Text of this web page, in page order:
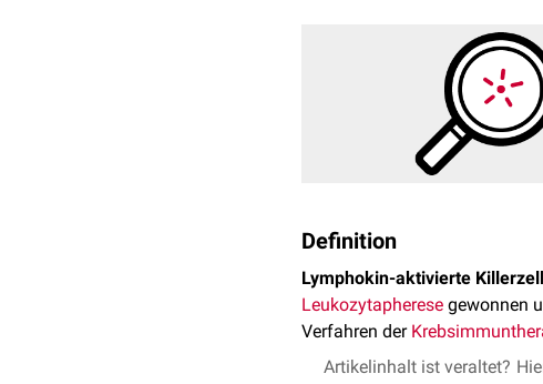
Definition
Lymphokin-aktivierte
Leukozytapherese gewonnen
Verfahren der
Artikelinhalt ist veraltet?